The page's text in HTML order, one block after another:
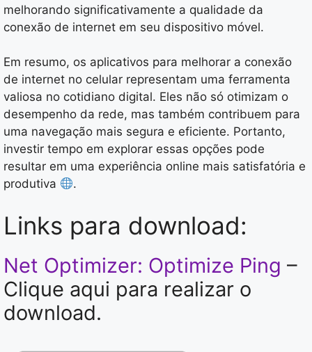
melhorando significativamente a qualidade da
conexão de internet em seu dispositivo móvel.
Em resumo, os aplicativos para melhorar a conexão
de internet no celular representam uma ferramenta
valiosa no cotidiano digital. Eles não só otimizam o
desempenho da rede, mas também contribuem para
uma navegação mais segura e eficiente. Portanto,
investir tempo em explorar essas opções pode
resultar em uma experiência online mais satisfatória e
produtiva
.
Links para download:
Net Optimizer: Optimize Ping –
Clique aqui para realizar o
download.